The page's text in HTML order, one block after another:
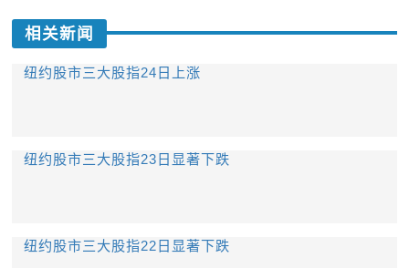
相关新闻
纽约股市三大股指24日上涨
纽约股市三大股指23日显著下跌
纽约股市三大股指22日显著下跌